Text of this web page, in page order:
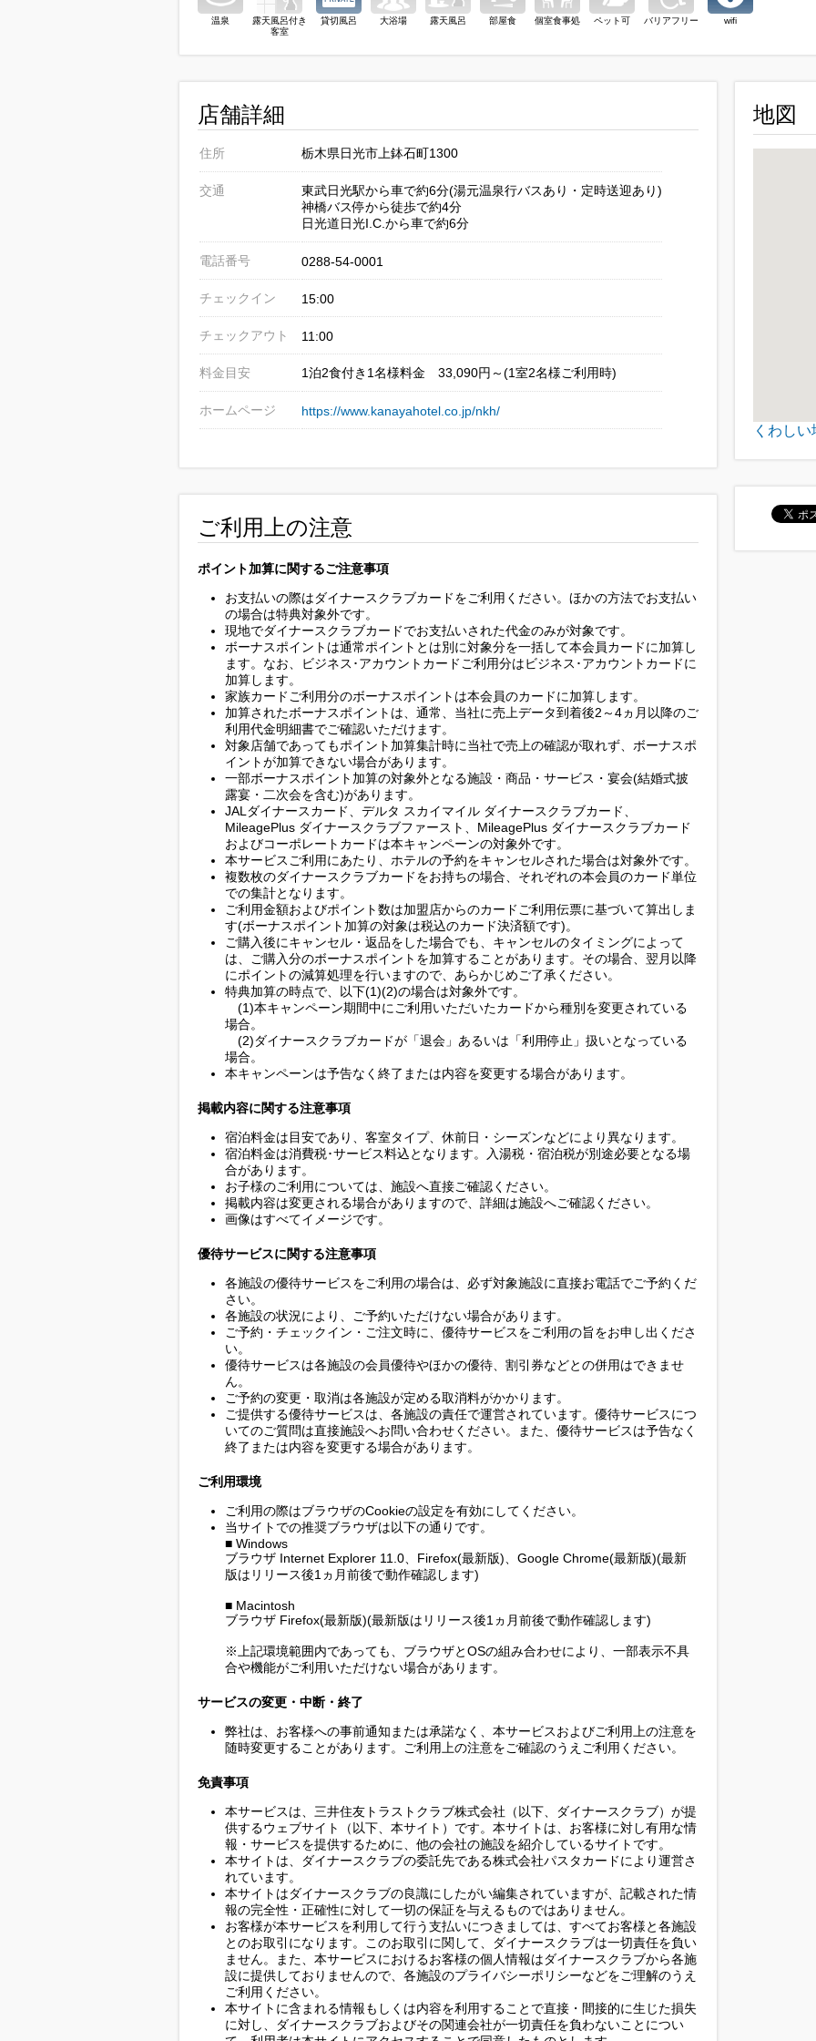
温泉
露天風呂付き
客室
貸切風呂 大浴場 露天風呂 部屋食 個室食事処 ペット可 バリアフリー wifi
店舗詳細
住所 栃木県日光市上鉢石町1300
交通
東武日光駅から車で約6分(湯元温泉行バスあり・定時送迎あり)
神橋バス停から徒歩で約4分
日光道日光I.C.から車で約6分
電話番号 0288-54-0001
チェックイン 15:00
チェックアウト 11:00
料金目安 1泊2食付き1名様料金 33,090円～(1室2名様ご利用時)
ホームページ https://www.kanayahotel.co.jp/nkh/
ご利用上の注意
ポイント加算に関するご注意事項
お支払いの際はダイナースクラブカードをご利用ください。ほかの方法でお支払い
の場合は特典対象外です。
現地でダイナースクラブカードでお支払いされた代金のみが対象です。
ボーナスポイントは通常ポイントとは別に対象分を一括して本会員カードに加算し
ます。なお、ビジネス･アカウントカードご利用分はビジネス･アカウントカードに
加算します。
家族カードご利用分のボーナスポイントは本会員のカードに加算します。
加算されたボーナスポイントは、通常、当社に売上データ到着後2～4ヵ月以降のご
利用代金明細書でご確認いただけます。
対象店舗であってもポイント加算集計時に当社で売上の確認が取れず、ボーナスポ
イントが加算できない場合があります。
一部ボーナスポイント加算の対象外となる施設・商品・サービス・宴会(結婚式披
露宴・二次会を含む)があります。
JALダイナースカード、デルタ スカイマイル ダイナースクラブカード、
MileagePlus ダイナースクラブファースト、MileagePlus ダイナースクラブカード
およびコーポレートカードは本キャンペーンの対象外です。
本サービスご利用にあたり、ホテルの予約をキャンセルされた場合は対象外です。
複数枚のダイナースクラブカードをお持ちの場合、それぞれの本会員のカード単位
での集計となります。
ご利用金額およびポイント数は加盟店からのカードご利用伝票に基づいて算出しま
す(ボーナスポイント加算の対象は税込のカード決済額です)。
ご購入後にキャンセル・返品をした場合でも、キャンセルのタイミングによって
は、ご購入分のボーナスポイントを加算することがあります。その場合、翌月以降
にポイントの減算処理を行いますので、あらかじめご了承ください。
特典加算の時点で、以下(1)(2)の場合は対象外です。
(1)本キャンペーン期間中にご利用いただいたカードから種別を変更されている
場合。
(2)ダイナースクラブカードが「退会」あるいは「利用停止」扱いとなっている
場合。
本キャンペーンは予告なく終了または内容を変更する場合があります。
掲載内容に関する注意事項
宿泊料金は目安であり、客室タイプ、休前日・シーズンなどにより異なります。
宿泊料金は消費税･サービス料込となります。入湯税・宿泊税が別途必要となる場
合があります。
お子様のご利用については、施設へ直接ご確認ください。
掲載内容は変更される場合がありますので、詳細は施設へご確認ください。
画像はすべてイメージです。
優待サービスに関する注意事項
各施設の優待サービスをご利用の場合は、必ず対象施設に直接お電話でご予約くだ
さい。
各施設の状況により、ご予約いただけない場合があります。
ご予約・チェックイン・ご注文時に、優待サービスをご利用の旨をお申し出くださ
い。
優待サービスは各施設の会員優待やほかの優待、割引券などとの併用はできませ
ん。
ご予約の変更・取消は各施設が定める取消料がかかります。
ご提供する優待サービスは、各施設の責任で運営されています。優待サービスにつ
いてのご質問は直接施設へお問い合わせください。また、優待サービスは予告なく
終了または内容を変更する場合があります。
ご利用環境
ご利用の際はブラウザのCookieの設定を有効にしてください。
当サイトでの推奨ブラウザは以下の通りです。
■ Windows
ブラウザ Internet Explorer 11.0、Firefox(最新版)、Google Chrome(最新版)(最新
版はリリース後1ヵ月前後で動作確認します)
■ Macintosh
ブラウザ Firefox(最新版)(最新版はリリース後1ヵ月前後で動作確認します)
※上記環境範囲内であっても、ブラウザとOSの組み合わせにより、一部表示不具
合や機能がご利用いただけない場合があります。
サービスの変更・中断・終了
弊社は、お客様への事前通知または承諾なく、本サービスおよびご利用上の注意を
随時変更することがあります。ご利用上の注意をご確認のうえご利用ください。
免責事項
本サービスは、三井住友トラストクラブ株式会社（以下、ダイナースクラブ）が提
供するウェブサイト（以下、本サイト）です。本サイトは、お客様に対し有用な情
報・サービスを提供するために、他の会社の施設を紹介しているサイトです。
本サイトは、ダイナースクラブの委託先である株式会社パスタカードにより運営さ
れています。
本サイトはダイナースクラブの良識にしたがい編集されていますが、記載された情
報の完全性・正確性に対して一切の保証を与えるものではありません。
お客様が本サービスを利用して行う支払いにつきましては、すべてお客様と各施設
とのお取引になります。このお取引に関して、ダイナースクラブは一切責任を負い
ません。また、本サービスにおけるお客様の個人情報はダイナースクラブから各施
設に提供しておりませんので、各施設のプライバシーポリシーなどをご理解のうえ
ご利用ください。
本サイトに含まれる情報もしくは内容を利用することで直接・間接的に生じた損失
に対し、ダイナースクラブおよびその関連会社が一切責任を負わないことについ
地図
くわし